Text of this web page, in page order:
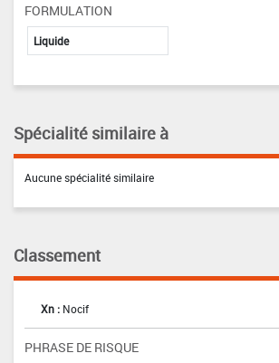
FORMULATION
Liquide
Spécialité similaire à
Aucune spécialité similaire
Classement
Xn : Nocif
PHRASE DE RISQUE